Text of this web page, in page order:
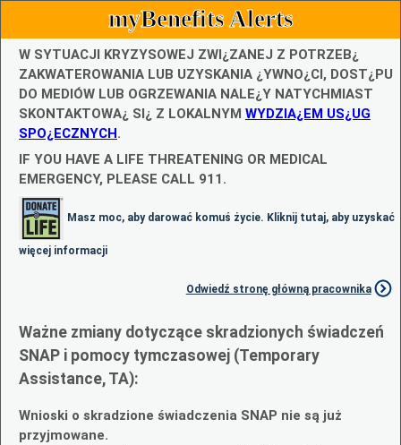
myBenefits Alerts
W SYTUACJI KRYZYSOWEJ ZWI¿ZANEJ Z POTRZEB¿
ZAKWATEROWANIA LUB UZYSKANIA ¿YWNO¿CI, DOST¿PU
DO MEDIÓW LUB OGRZEWANIA NALE¿Y NATYCHMIAST
SKONTAKTOWA¿ SI¿ Z LOKALNYM WYDZIA¿EM US¿UG
SPO¿ECZNYCH.
IF YOU HAVE A LIFE THREATENING OR MEDICAL
EMERGENCY, PLEASE CALL 911.
Masz moc, aby darować komuś życie. Kliknij tutaj, aby uzyskać
więcej informacji
Odwiedź stronę główną pracownika
Ważne zmiany dotyczące skradzionych świadczeń
SNAP i pomocy tymczasowej (Temporary
Assistance, TA):
Wnioski o skradzione świadczenia SNAP nie są już
przyjmowane.